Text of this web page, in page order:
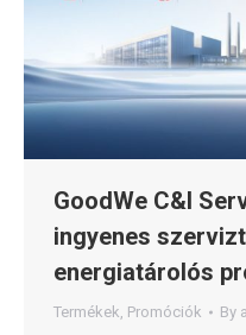
GoodWe C&I
ingyenes
energiatárolós
Termékek, Promóciók By